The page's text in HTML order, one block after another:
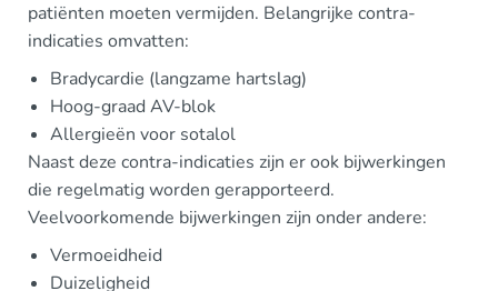
patiënten moeten vermijden. Belangrijke contra-
indicaties omvatten:
Bradycardie (langzame hartslag)
Hoog-graad AV-blok
Allergieën voor sotalol
Naast deze contra-indicaties zijn er ook bijwerkingen
die regelmatig worden gerapporteerd.
Veelvoorkomende bijwerkingen zijn onder andere:
Vermoeidheid
Duizeligheid